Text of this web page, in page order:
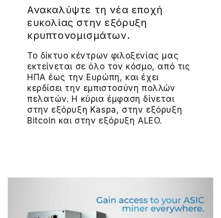
Ανακαλύψτε τη νέα εποχή
ευκολίας στην εξόρυξη
κρυπτονομισμάτων.
Το δίκτυο κέντρων φιλοξενίας μας
εκτείνεται σε όλο τον κόσμο, από τις
ΗΠΑ έως την Ευρώπη, και έχει
κερδίσει την εμπιστοσύνη πολλών
πελατών. Η κύρια έμφαση δίνεται
στην εξόρυξη Kaspa, στην εξόρυξη
Bitcoin και στην εξόρυξη ALEO.